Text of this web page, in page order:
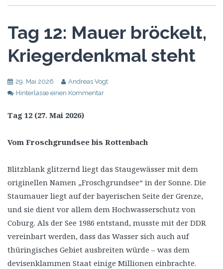
Tag 12: Mauer bröckelt,
Kriegerdenkmal steht
29. Mai 2026
Andreas Vogt
Hinterlasse einen Kommentar
Tag 12 (27. Mai 2026)
Vom Froschgrundsee bis Rottenbach
Blitzblank glitzernd liegt das Staugewässer mit dem
originellen Namen „Froschgrundsee“ in der Sonne. Die
Staumauer liegt auf der bayerischen Seite der Grenze,
und sie dient vor allem dem Hochwasserschutz von
Coburg. Als der See 1986 entstand, musste mit der DDR
vereinbart werden, dass das Wasser sich auch auf
thüringisches Gebiet ausbreiten würde – was dem
devisenklammen Staat einige Millionen einbrachte.